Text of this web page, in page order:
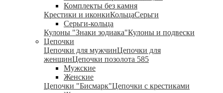
Комплекты без камня
Крестики и иконкиКольцаСерьги
Серьги-кольца
Кулоны "Знаки зодиака"Кулоны и подвески
Цепочки
Цепочки для мужчинЦепочки для
женщинЦепочки позолота 585
Мужские
Женские
Цепочки "Бисмарк"Цепочки с крестиками